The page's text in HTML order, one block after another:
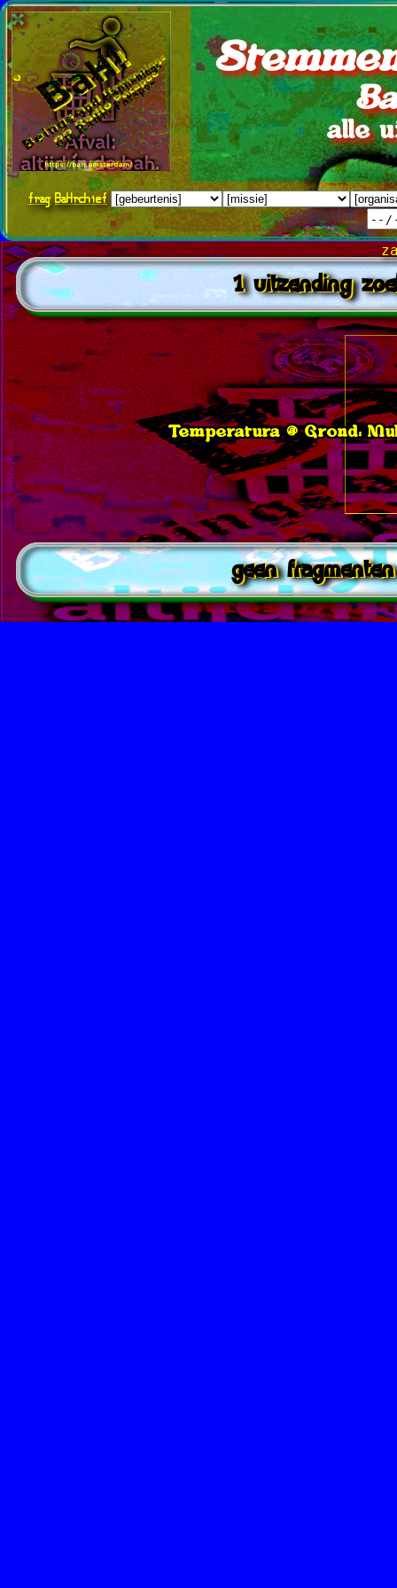
alle
fragBaHrchief
1 uitzending
Temperatura @ Grond:
geen